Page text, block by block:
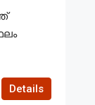
Details